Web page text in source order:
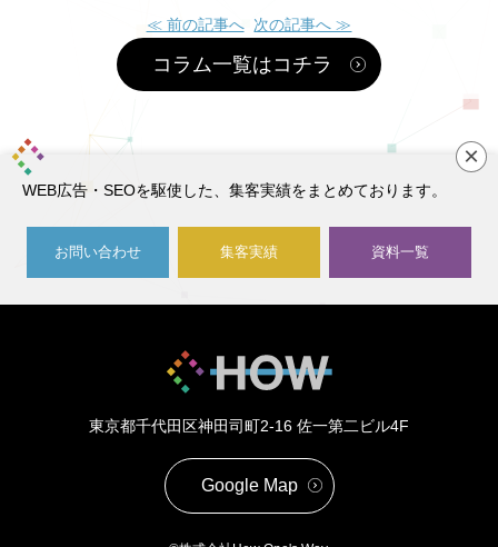
≪ 前の記事へ 次の記事へ ≫
コラム一覧はコチラ
×
WEB広告・SEOを駆使した、集客実績をまとめております。
お問い合わせ 集客実績 資料一覧
東京都千代田区神田司町2-16 佐一第二ビル4F
Google Map